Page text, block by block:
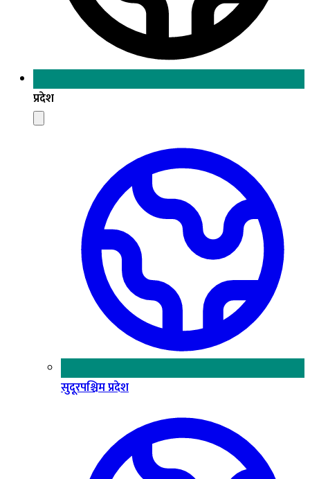
प्रदेश
सुदूरपश्चिम प्रदेश